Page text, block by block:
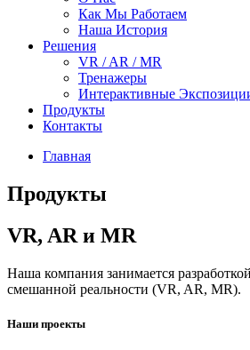
Как Мы Работаем
Наша История
Решения
VR / AR / MR
Тренажеры
Интерактивные
Продукты
Контакты
Главная
Продукты
VR, AR и MR
Наша компания занимается
смешанной реальности (VR, AR, MR).
Наши проекты